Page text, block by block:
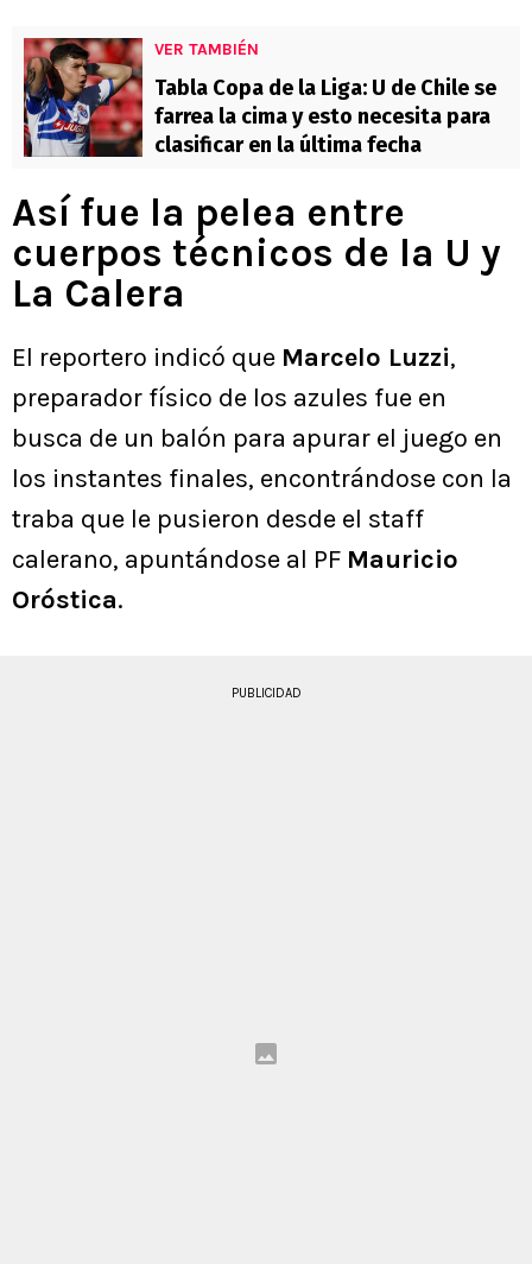
VER TAMBIÉN
Tabla Copa de la Liga: U de Chile se
farrea la cima y esto necesita para
clasificar en la última fecha
Así fue la pelea entre
cuerpos técnicos de la U y
La Calera
El reportero indicó que Marcelo Luzzi,
preparador físico de los azules fue en
busca de un balón para apurar el juego en
los instantes finales, encontrándose con la
traba que le pusieron desde el staff
calerano, apuntándose al PF Mauricio
Oróstica.
PUBLICIDAD